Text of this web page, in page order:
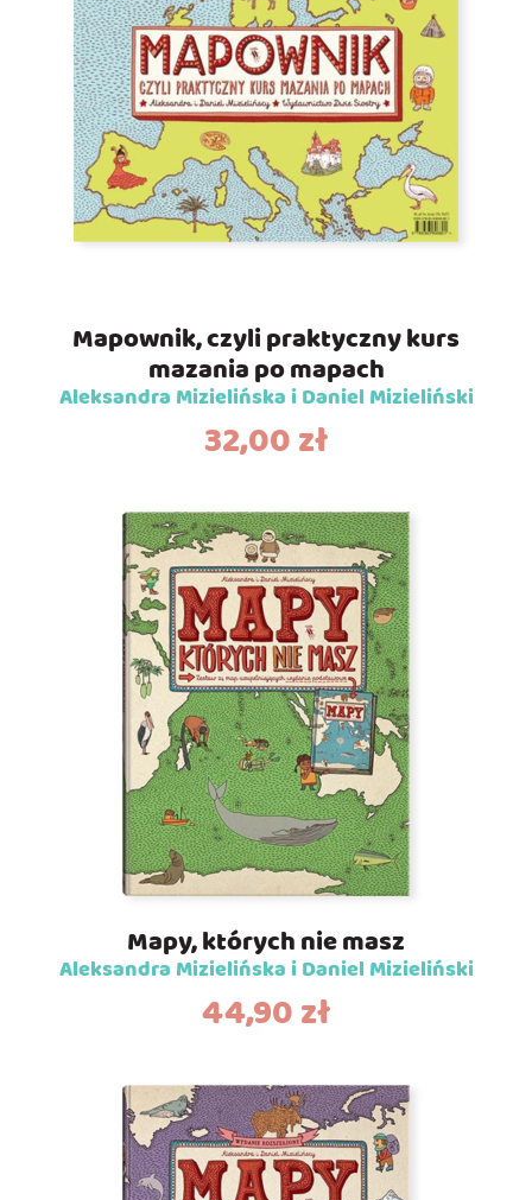
Mapownik, czyli praktyczny kurs
mazania po mapach
Aleksandra Mizielińska i Daniel Mizieliński
32,00zł
Mapy, których nie masz
Aleksandra Mizielińska i Daniel Mizieliński
44,90zł